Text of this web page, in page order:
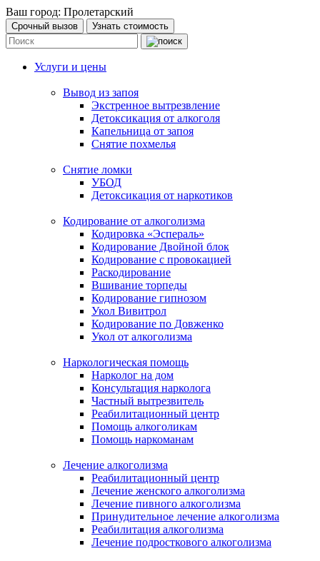
Ваш город: Пролетарский
Срочный вызов Узнать стоимость
Услуги и цены
Вывод из запоя
Экстренное вытрезвление
Детоксикация от алкоголя
Капельница от запоя
Снятие похмелья
Снятие ломки
УБОД
Детоксикация от наркотиков
Кодирование от алкоголизма
Кодировка «Эспераль»
Кодирование Двойной блок
Кодирование с провокацией
Раскодирование
Вшивание торпеды
Кодирование гипнозом
Укол Вивитрол
Кодирование по Довженко
Укол от алкоголизма
Наркологическая помощь
Нарколог на дом
Консультация нарколога
Частный вытрезвитель
Реабилитационный центр
Помощь алкоголикам
Помощь наркоманам
Лечение алкоголизма
Реабилитационный центр
Лечение женского алкоголизма
Лечение пивного алкоголизма
Принудительное лечение алкоголизма
Реабилитация алкоголизма
Лечение подросткового алкоголизма